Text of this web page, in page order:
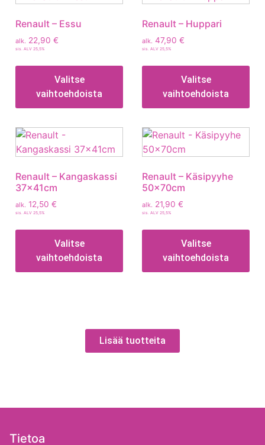
Renault – Essu
alk. 22,90 €
sis. ALV 25,5%
Valitse
vaihtoehdoista
Renault – Huppari
alk. 47,90 €
sis. ALV 25,5%
Valitse
vaihtoehdoista
Renault – Kangaskassi
37x41cm
alk. 12,50 €
sis. ALV 25,5%
Valitse
vaihtoehdoista
Renault – Käsipyyhe
50x70cm
alk. 21,90 €
sis. ALV 25,5%
Valitse
vaihtoehdoista
Lisää tuotteita
Tietoa